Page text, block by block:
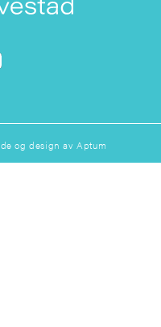
og design avAptum